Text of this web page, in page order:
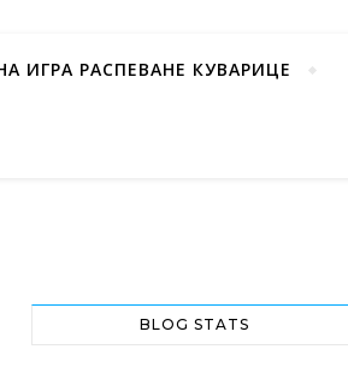
ИГРА РАСПЕВАНЕ КУВАРИЦЕ
BLOG STATS